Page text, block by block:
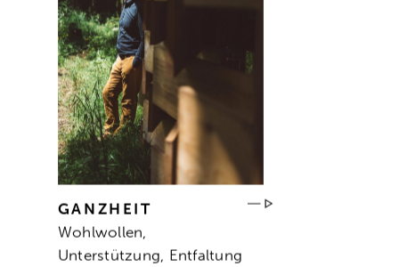
GANZHEIT
Wohlwollen,
Unterstützung, Entfaltung